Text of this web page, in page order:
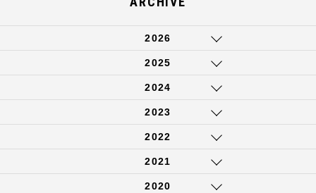
2026
2025
2024
2023
2022
2021
2020